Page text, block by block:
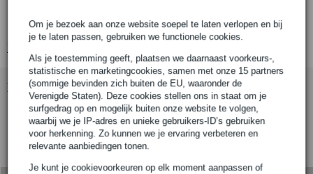
Om je bezoek aan onze website soepel te laten verlopen en bij
je te laten passen, gebruiken we functionele cookies.
Als je toestemming geeft, plaatsen we daarnaast voorkeurs-,
statistische en marketingcookies, samen met onze 15 partners
(sommige bevinden zich buiten de EU, waaronder de
Verenigde Staten). Deze cookies stellen ons in staat om je
surfgedrag op en mogelijk buiten onze website te volgen,
waarbij we je IP-adres en unieke gebruikers-ID’s gebruiken
voor herkenning. Zo kunnen we je ervaring verbeteren en
relevante aanbiedingen tonen.
Je kunt je cookievoorkeuren op elk moment aanpassen of
type ratel: drukklemratel
Bekijk ook eens (4)